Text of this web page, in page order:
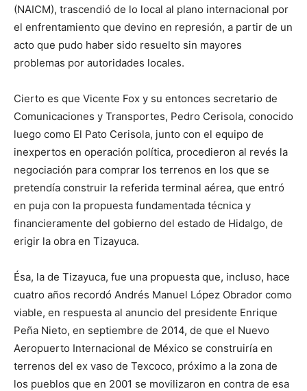
(NAICM), trascendió de lo local al plano internacional por
el enfrentamiento que devino en represión, a partir de un
acto que pudo haber sido resuelto sin mayores
problemas por autoridades locales.
Cierto es que Vicente Fox y su entonces secretario de
Comunicaciones y Transportes, Pedro Cerisola, conocido
luego como El Pato Cerisola, junto con el equipo de
inexpertos en operación política, procedieron al revés la
negociación para comprar los terrenos en los que se
pretendía construir la referida terminal aérea, que entró
en puja con la propuesta fundamentada técnica y
financieramente del gobierno del estado de Hidalgo, de
erigir la obra en Tizayuca.
Ésa, la de Tizayuca, fue una propuesta que, incluso, hace
cuatro años recordó Andrés Manuel López Obrador como
viable, en respuesta al anuncio del presidente Enrique
Peña Nieto, en septiembre de 2014, de que el Nuevo
Aeropuerto Internacional de México se construiría en
terrenos del ex vaso de Texcoco, próximo a la zona de
los pueblos que en 2001 se movilizaron en contra de esa